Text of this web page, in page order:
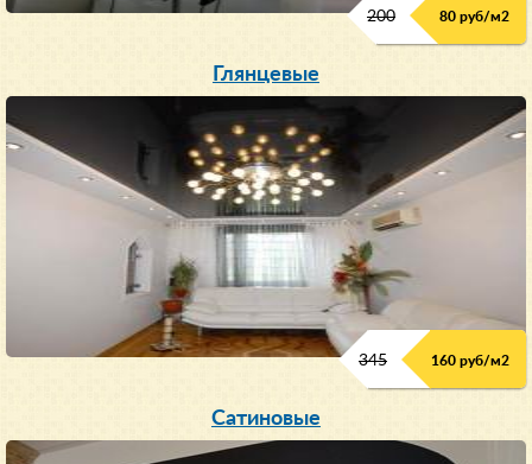
200 80 руб/м2
Глянцевые
345 160 руб/м2
Сатиновые